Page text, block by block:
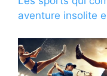
aventure insolite